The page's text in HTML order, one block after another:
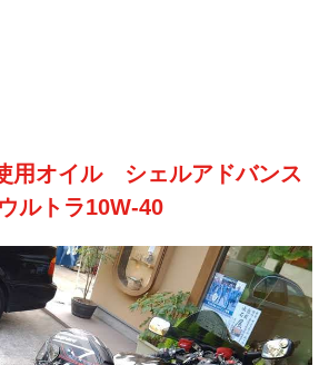
オイル シェルアドバンス
ウルトラ10W-40